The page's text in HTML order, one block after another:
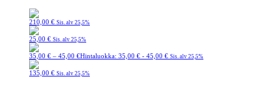
210,00 € Sis. alv 25,5%
25,00 € Sis. alv 25,5%
35,00 € – 45,00 €Hintaluokka: 35,00 € - 45,00 € Sis. alv 25,5%
135,00 € Sis. alv 25,5%